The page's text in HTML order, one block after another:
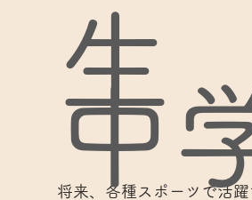
生
将来、各種スポーツで活
中